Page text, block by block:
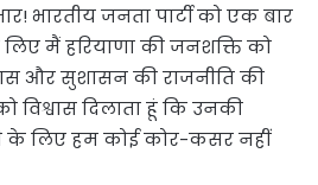
भारतीय जनता पार्टी को एक बार
मैं हरियाणा की जनशक्ति को
और सुशासन की राजनीति की
विश्वास दिलाता हूं कि उनकी
के लिए हम कोई कोर-कसर नहीं